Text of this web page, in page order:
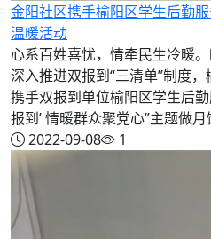
金阳社区携手榆阳区学生后勤
温暖活动
心系百姓喜忧，情牵民生冷暖
深入推进双报到“三清单”制度
携手双报到单位榆阳区学生后
报到’ 情暖群众聚党心”主题做
2022-09-08
1